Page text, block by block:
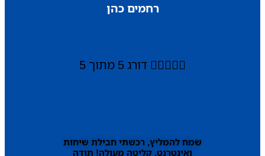
רחמים כהן
 דורג 5 מתוך 5
שמח להמליץ, רכשתי חבילת שיחות
ואינטרנט, קליטה מעולה! תודה